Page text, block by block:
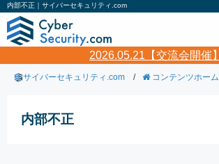
内部不正｜サイバーセキュリティ.com
2026.05.21【交流会開催】
サイバーセキュリティ.com / コンテンツホーム
内部不正